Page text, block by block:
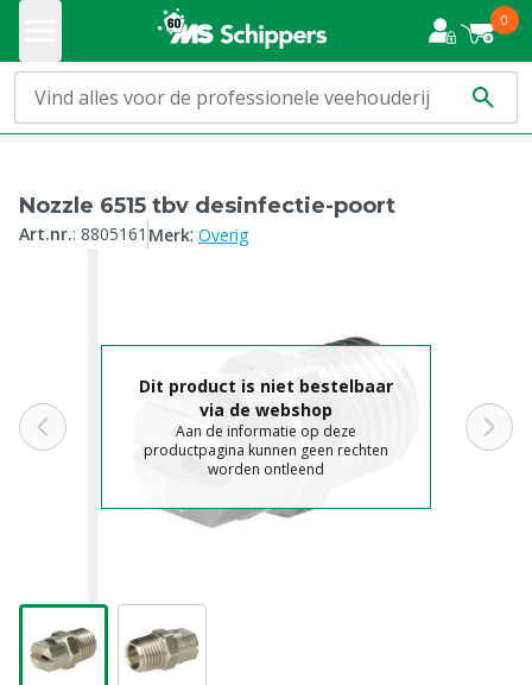
0
Nozzle 6515 tbv desinfectie-poort
Art.nr.: 8805161 Merk: Overig
Dit product is niet bestelbaar
via de webshop
Aan de informatie op deze
productpagina kunnen geen rechten
worden ontleend